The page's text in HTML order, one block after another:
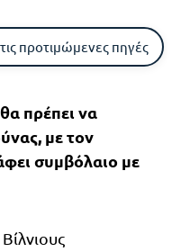
προτιμώμενες πηγές
θα πρέπει να
με τον
συμβόλαιο με